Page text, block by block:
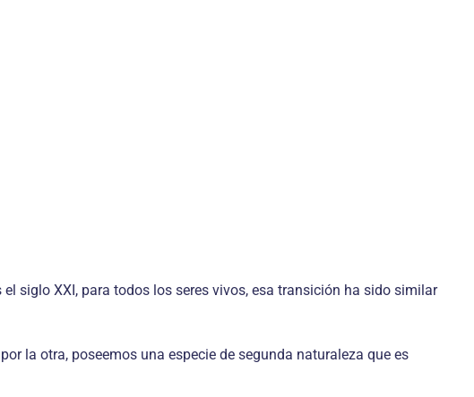
siglo XXI, para todos los seres vivos, esa transición ha sido similar
la otra, poseemos una especie de segunda naturaleza que es